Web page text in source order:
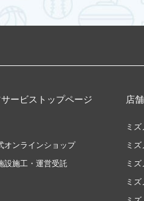
ービストップページ
オンラインショップ
設施工・運営受託
店
ミ
ミ
ミ
ミ